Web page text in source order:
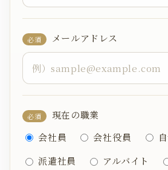
必須 メールアドレス
必須
現在の職業
会社員
会社役員
派遣社員
アルバイト